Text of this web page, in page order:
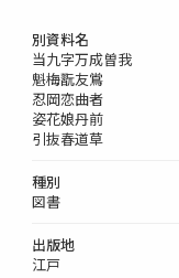
別資料名
当九字万成曽我
魁梅翫友鴬
忍岡恋曲者
姿花娘丹前
引抜春道草
種別
図書
出版地
江戸